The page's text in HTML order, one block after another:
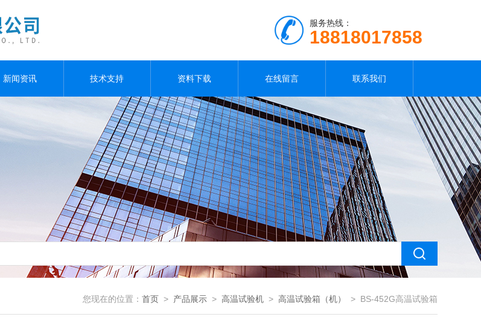
服务热线：
18818017858
新闻资讯 技术支持 资料下载 在线留言 联系我们
您现在的位置： 首页 > 产品展示 > 高温试验机 > 高温试验箱（机） > BS-452G高温试验箱